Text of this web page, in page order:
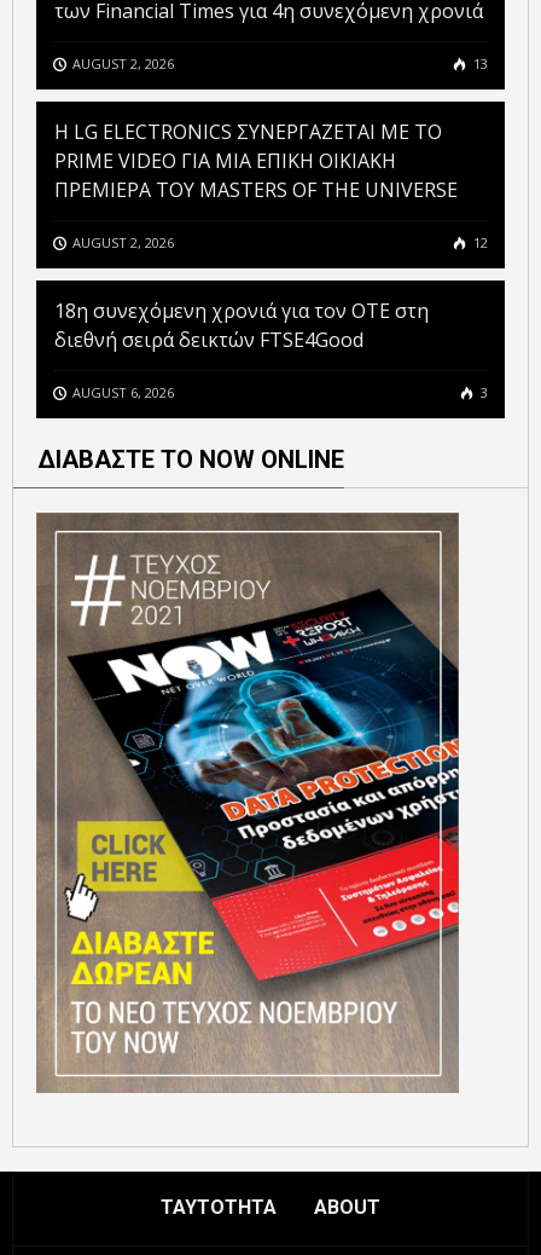
των Financial Times για 4η συνεχόμενη χρονιά
AUGUST 2, 2026 13
H LG ELECTRONICS ΣΥΝΕΡΓΑΖΕΤΑΙ ΜΕ ΤΟ
PRIME VIDEO ΓΙΑ ΜΙΑ ΕΠΙΚΗ ΟΙΚΙΑΚΗ
ΠΡΕΜΙΕΡΑ ΤΟΥ MASTERS OF THE UNIVERSE
AUGUST 2, 2026 12
18η συνεχόμενη χρονιά για τον ΟΤΕ στη
διεθνή σειρά δεικτών FTSE4Good
AUGUST 6, 2026 3
ΔΙΑΒΑΣΤΕ ΤΟ NOW ONLINE
ΤΑΥΤΟΤΗΤΑ ABOUT